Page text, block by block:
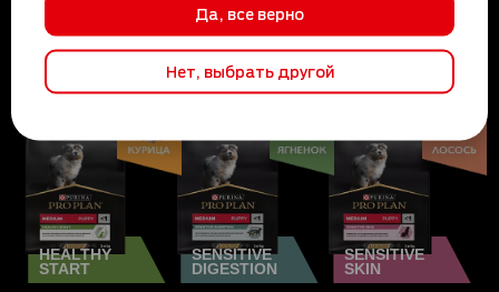
Да, все верно
Нет, выбрать другой
HEALTHY
START
SENSITIVE
DIGESTION
SENSITIVE
SKIN